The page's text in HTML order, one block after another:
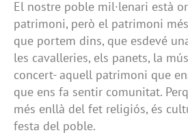
El nostre poble mil·lenari està
patrimoni, però el patrimoni
que portem dins, que esdevé
les cavalleries, els panets, la
concert- aquell patrimoni que
que ens fa sentir comunitat.
més enllà del fet religiós, és
festa del poble.